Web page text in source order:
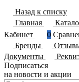
Назад к списку
Главная
Кабинет
0
Бренды
Документы
Подписаться
на новости и акции